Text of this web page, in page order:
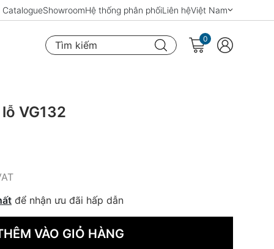
CatalogueShowroomHệ thống phân phốiLiên hệViệt Nam
Tìm kiếm
0
VG132
để nhận ưu đãi hấp dẫn
VÀO GIỎ HÀNG